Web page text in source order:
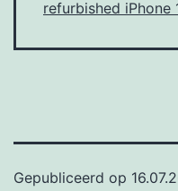
refurbished iPhone
Gepubliceerd op